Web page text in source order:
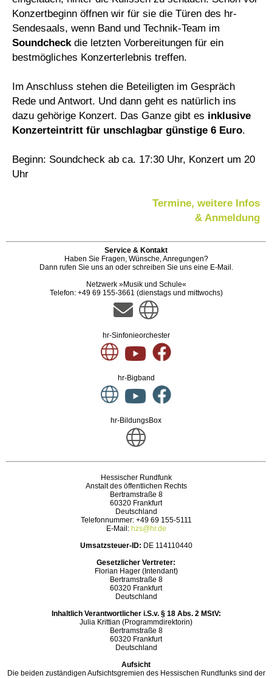
Konzertbeginn öffnen wir für sie die Türen des hr-
Sendesaals, wenn Band und Technik-Team im
Soundcheck die letzten Vorbereitungen für ein
bestmögliches Konzerterlebnis treffen.
Im Anschluss stehen die Beteiligten im Gespräch
Rede und Antwort. Und dann geht es natürlich ins
dazu gehörige Konzert. Das Ganze gibt es inklusive
Konzerteintritt für unschlagbar günstige 6 Euro.
Beginn: Soundcheck ab ca. 17:30 Uhr, Konzert um 20
Uhr
Termine, weitere Infos
& Anmeldung
Service & Kontakt
Haben Sie Fragen, Wünsche, Anregungen?
Dann rufen Sie uns an oder schreiben Sie uns eine E-Mail.
Netzwerk »Musik und Schule«
Telefon: +49 69 155-3661 (dienstags und mittwochs)
hr-Sinfonieorchester
hr-Bigband
hr-BildungsBox
Hessischer Rundfunk
Anstalt des öffentlichen Rechts
Bertramstraße 8
60320 Frankfurt
Deutschland
Telefonnummer: +49 69 155-5111
E-Mail: hzs@hr.de
Umsatzsteuer-ID: DE 114110440
Gesetzlicher Vertreter:
Florian Hager (Intendant)
Bertramstraße 8
60320 Frankfurt
Deutschland
Inhaltlich Verantwortlicher i.S.v. § 18 Abs. 2 MStV:
Julia Krittian (Programmdirektorin)
Bertramstraße 8
60320 Frankfurt
Deutschland
Aufsicht
Die beiden zuständigen Aufsichtsgremien des Hessischen Rundfunks sind der